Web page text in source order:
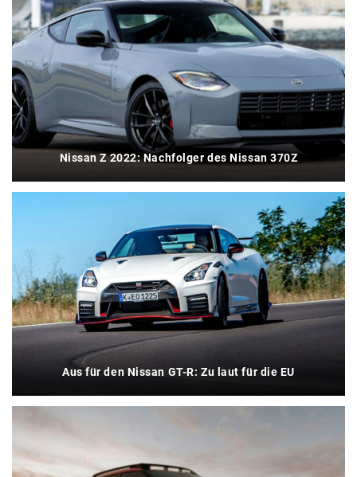
Nissan Z 2022: Nachfolger des Nissan 370Z
Aus für den Nissan GT-R: Zu laut für die EU